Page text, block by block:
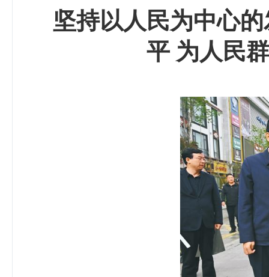
坚持以人民为中心
平 为人民